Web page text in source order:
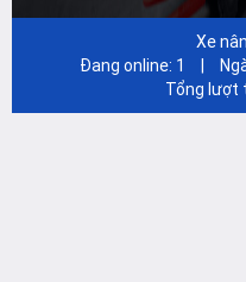
Xe
Đang online: 1
Tổng lượt